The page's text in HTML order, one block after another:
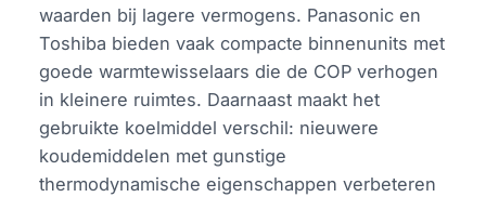
waarden bij lagere vermogens. Panasonic en
Toshiba bieden vaak compacte binnenunits met
goede warmtewisselaars die de COP verhogen
in kleinere ruimtes. Daarnaast maakt het
gebruikte koelmiddel verschil: nieuwere
koudemiddelen met gunstige
thermodynamische eigenschappen verbeteren